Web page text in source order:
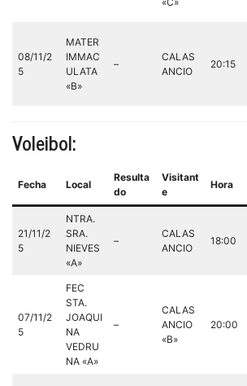
08/11/2
5
MATER
IMMAC
ULATA
«B»
–
CALAS
ANCIO
20:15
Voleibol:
Fecha Local
Resulta
do
Visitant
e
Hora
21/11/2
5
NTRA.
SRA.
NIEVES
«A»
–
CALAS
ANCIO
18:00
07/11/2
5
FEC
STA.
JOAQUI
NA
VEDRU
NA «A»
–
CALAS
ANCIO
«B»
20:00